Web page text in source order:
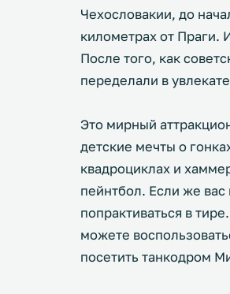
Чехословакии, до
километрах от Праги.
После того, как
переделали в
Это мирный
детские мечты о
квадроциклах и
пейнтбол. Если же
попрактиваться в
можете
посетить танкодром